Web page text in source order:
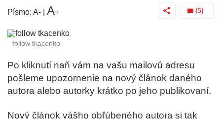
Písmo: A- A+ (5)
follow tkacenko
Po kliknutí naň vám na vašu mailovú adresu
pošleme upozornenie na nový článok daného
autora alebo autorky krátko po jeho publikovaní.
Nový článok vášho obľúbeného autora si tak